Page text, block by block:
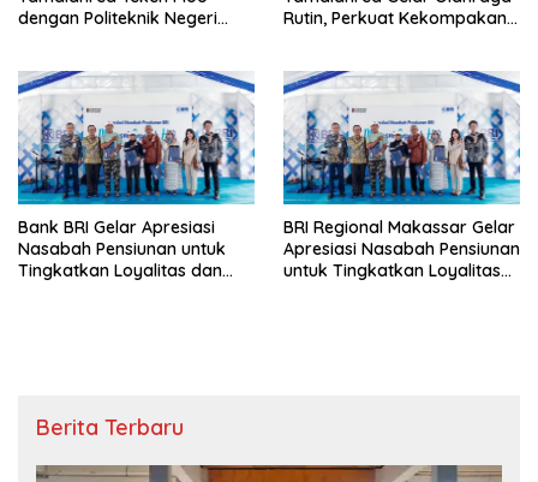
dengan Politeknik Negeri
Rutin, Perkuat Kekompakan
Bank BRI Gelar Apresiasi
Nasabah Pensiunan untuk
Tingkatkan Loyalitas dan
BRI Regional Makassar Gelar
Apresiasi Nasabah Pensiunan
untuk Tingkatkan Loyalitas
Berita Terbaru